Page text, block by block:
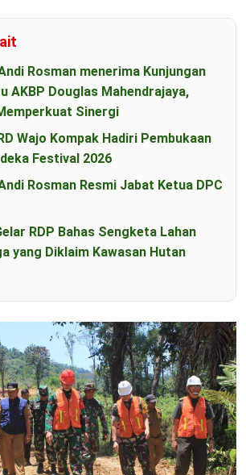
Rosman menerima Kunjungan
AKBP Douglas Mahendrajaya,
Sinergi
Wajo Kompak Hadiri Pembukaan
Festival 2026
Rosman Resmi Jabat Ketua DPC
RDP Bahas Sengketa Lahan
yang Diklaim Kawasan Hutan